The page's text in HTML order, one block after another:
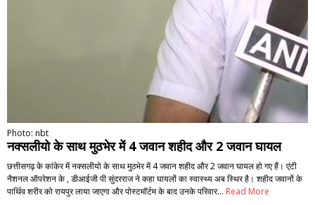
Photo: nbt
नक्सलीयो के साथ मुठभेर में 4 जवान शहीद और 2 जवान घायल
छत्तीसगढ़ के कांकेर में नक्सलीयो के साथ मुठभेर में 4 जवान शहीद और 2 जवान घायल हो गए हैं। एंटी
नैशनल ऑपरेशन के , डीआईजी पी सुंदरराज ने कहा घायलों का स्वास्थ्य अब स्थिर है। शहीद जवानों के
पार्थिव शरीर को रायपुर लाया जाएगा और पोस्टमॉर्टम के बाद उनके परिवार… Read More